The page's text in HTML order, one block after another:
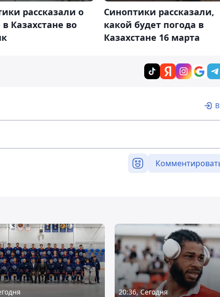
рассказали о
в Казахстане во
Синоптики рассказали,
какой будет погода в
Казахстане 16 марта
20:36, Сегодня